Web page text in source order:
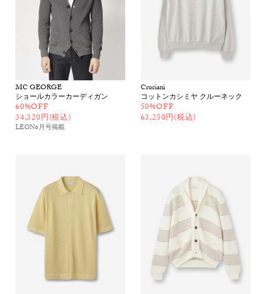
MC GEORGE
ショールカラーカーディガン
60%OFF
34,320円(税込)
LEON6月号掲載
Cruciani
コットンカシミヤ クルーネック
50%OFF
63,250円(税込)